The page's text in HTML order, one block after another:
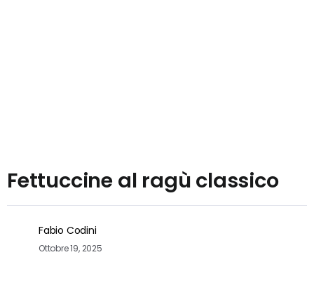
Fettuccine al ragù classico
Fabio Codini
Ottobre 19, 2025